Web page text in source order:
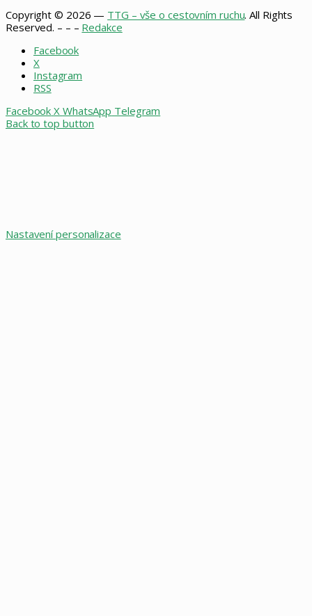
Copyright © 2026 — TTG – vše o cestovním ruchu. All Rights
Reserved. – – – Redakce
Facebook
X
Instagram
RSS
Facebook X WhatsApp Telegram
Back to top button
Nastavení personalizace